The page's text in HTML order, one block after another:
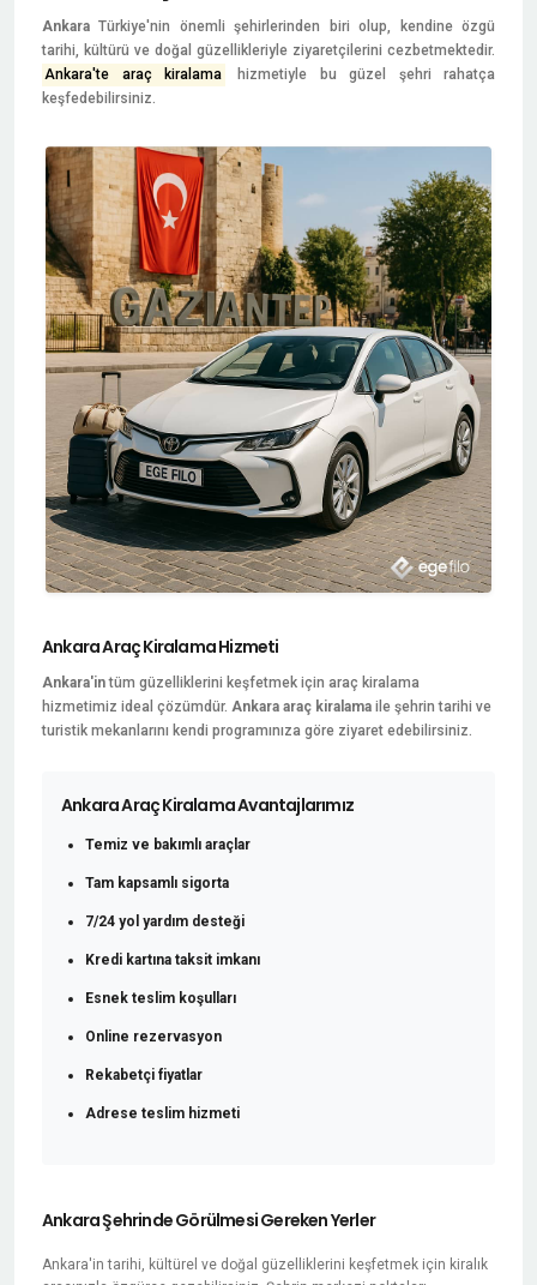
Ankara Türkiye'nin önemli şehirlerinden biri olup, kendine özgü
tarihi, kültürü ve doğal güzellikleriyle ziyaretçilerini cezbetmektedir.
Ankara'te araç kiralama
hizmetiyle bu güzel şehri rahatça
keşfedebilirsiniz.
Ankara Araç Kiralama Hizmeti
Ankara'intüm güzelliklerini keşfetmek için araç kiralama
hizmetimiz ideal çözümdür. Ankara araç kiralama ile şehrin tarihi ve
turistik mekanlarını kendi programınıza göre ziyaret edebilirsiniz.
Ankara Araç Kiralama Avantajlarımız
Temiz ve bakımlı araçlar
Tam kapsamlı sigorta
7/24 yol yardım desteği
Kredi kartına taksit imkanı
Esnek teslim koşulları
Online rezervasyon
Rekabetçi fiyatlar
Adrese teslim hizmeti
Ankara Şehrinde Görülmesi Gereken Yerler
Ankara'in tarihi, kültürel ve doğal güzelliklerini keşfetmek için kiralık